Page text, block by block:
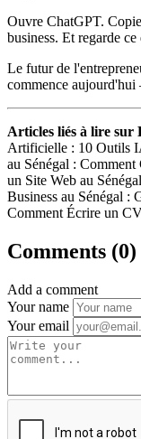
Ouvre ChatGPT.
business. Et regarde ce
Le futur de
commence
Articles liés à lire sur
Artificielle : 10 Outils
au Sénégal :
un Site Web au
Business au Sénégal :
Comment Écrire un
Comments (0)
Add a comment
Your name
Your email